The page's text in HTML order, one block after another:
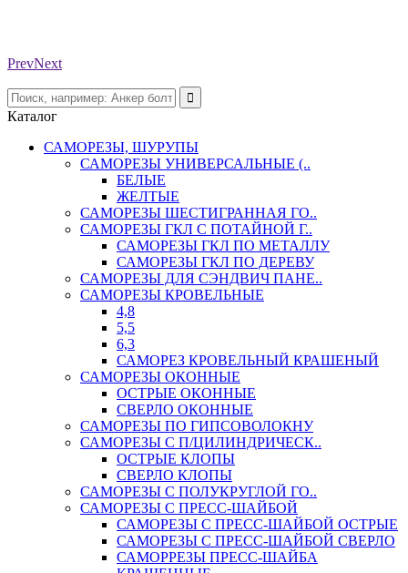
PrevNext
Каталог
САМОРЕЗЫ, ШУРУПЫ
САМОРЕЗЫ УНИВЕРСАЛЬНЫЕ (..
БЕЛЫЕ
ЖЕЛТЫЕ
САМОРЕЗЫ ШЕСТИГРАННАЯ ГО..
САМОРЕЗЫ ГКЛ С ПОТАЙНОЙ Г..
САМОРЕЗЫ ГКЛ ПО МЕТАЛЛУ
САМОРЕЗЫ ГКЛ ПО ДЕРЕВУ
САМОРЕЗЫ ДЛЯ СЭНДВИЧ ПАНЕ..
САМОРЕЗЫ КРОВЕЛЬНЫЕ
4,8
5,5
6,3
САМОРЕЗ КРОВЕЛЬНЫЙ КРАШЕНЫЙ
САМОРЕЗЫ ОКОННЫЕ
ОСТРЫЕ ОКОННЫЕ
СВЕРЛО ОКОННЫЕ
САМОРЕЗЫ ПО ГИПСОВОЛОКНУ
САМОРЕЗЫ С П/ЦИЛИНДРИЧЕСК..
ОСТРЫЕ КЛОПЫ
СВЕРЛО КЛОПЫ
САМОРЕЗЫ С ПОЛУКРУГЛОЙ ГО..
САМОРЕЗЫ С ПРЕСС-ШАЙБОЙ
САМОРЕЗЫ С ПРЕСС-ШАЙБОЙ ОСТРЫЕ
САМОРЕЗЫ С ПРЕСС-ШАЙБОЙ СВЕРЛО
САМОРРЕЗЫ ПРЕСС-ШАЙБА